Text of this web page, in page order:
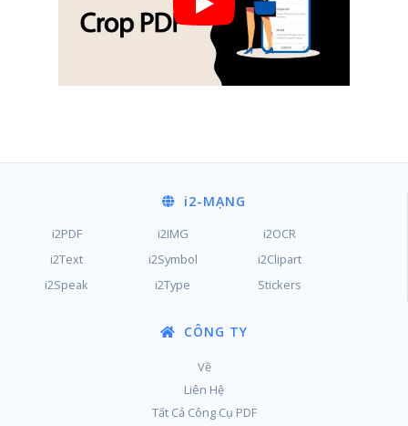
i2-MẠNG
i2PDF i2IMG
i2OCR
i2Text
i2Symbol
i2Clipart
i2Speak
i2Type Stickers
CÔNG TY
Về
Liên Hệ
Tất Cả Công Cụ PDF